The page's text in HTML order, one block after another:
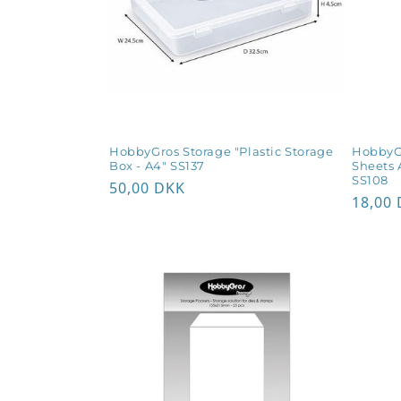
t
o
n
HobbyGros Storage "Plastic Storage
Box - A4" SS137
Normalpris
50,00 DKK
Sheets
SS108
18,00